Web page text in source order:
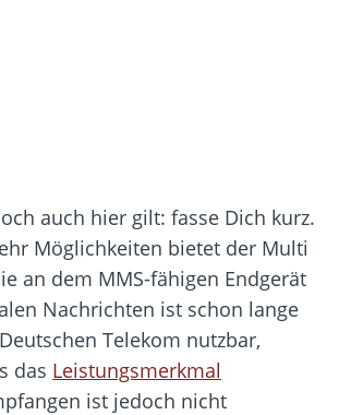
auch hier gilt: fasse Dich kurz.
Möglichkeiten bietet der Multi
an dem MMS-fähigen Endgerät
Nachrichten ist schon lange
Telekom nutzbar,
das Leistungsmerkmal
ist jedoch nicht